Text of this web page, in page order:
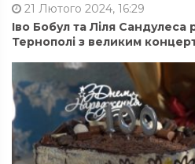
21 Лютого 2024, 16:29
Іво Бобул та Ліля Сандулеса
Тернополі з великим